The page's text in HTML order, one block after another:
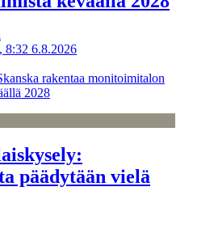
8:32 6.8.2026
rakentaa monitoimitalon
2028
päädytään vielä